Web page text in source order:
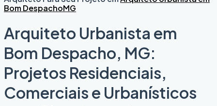
Bom DespachoMG
Arquiteto Urbanista em
Bom Despacho, MG:
Projetos Residenciais,
Comerciais e Urbanísticos